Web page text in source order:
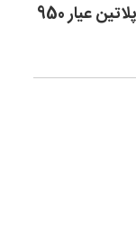
"در صورت تمایل محصولات مردانه با پلاتین عیار 950